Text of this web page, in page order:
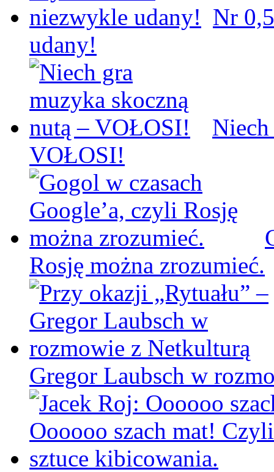
Nr
udany!
VOŁOSI!
Rosję można zrozumieć.
Gregor Laubsch w